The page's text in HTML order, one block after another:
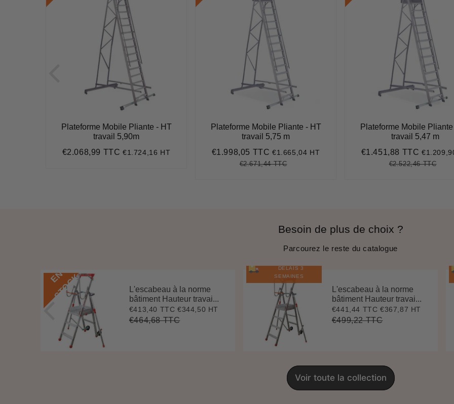
Plateforme Mobile Pliante - HT
travail 5,90m
Prix
€2.068,99 TTC€2.068,99
€1.724,16 HT
Plateforme Mobile Pliante - HT
travail 5,75 m
Prix
€1.998,05 TTC€1.998,05
€1.665,04 HT
Prix
€2.671,44 TTC€2.671,44
Plateforme Mobile
travail 5,47 m
Prix
€1.451,88 TTC
Prix
€2.522,46 TTC
Besoin de plus de choix ?
Parcourez le reste du catalogue
E
N
S
T
O
C
K
L'escabeau à la norme
bâtiment Hauteur travai...
Prix
réduit
€413,40 TTC €413,40
€344,50 HT
Prix
€464,68 TTC€464,68
DÉLAIS 3
SEMAINES
L'escabeau à la norme
bâtiment Hauteur travai...
Prix
réduit
€441,44 TTC €441,44
€367,87 HT
Prix
€499,22 TTC€499,22
Voir toute la collection